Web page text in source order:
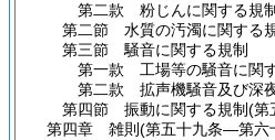
第二款
粉じんに関する規制
第二節
水質の汚濁に関する
第三節
騒音に関する規制
第一款
工場等の騒音に関
第二款
拡声機騒音及び深
第四節
振動に関する規制(第
第四章
雑則 (第五十九条―第六